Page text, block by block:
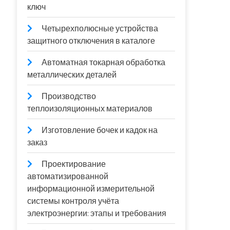
ключ
Четырехполюсные устройства
защитного отключения в каталоге
Автоматная токарная обработка
металлических деталей
Производство
теплоизоляционных материалов
Изготовление бочек и кадок на
заказ
Проектирование
автоматизированной
информационной измерительной
системы контроля учёта
электроэнергии: этапы и требования